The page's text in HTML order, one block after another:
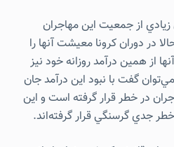
از جمعيت اين مهاجران
در دوران کرونا معيشت آنها را
از همين درآمد روزانه خود نيز
گفت با نبود اين درآمد جان
در خطر قرار گرفته است و اين
جدي گرسنگي قرار گرفته‌اند.